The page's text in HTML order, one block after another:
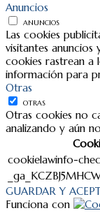
Anuncios
ANUNCIOS
Las cookies
visitantes anuncios
cookies rastrean a
información para
Otras
OTRAS
Otras cookies no
analizando y aún
cookielawinfo-
GUARDAR Y
Funciona con